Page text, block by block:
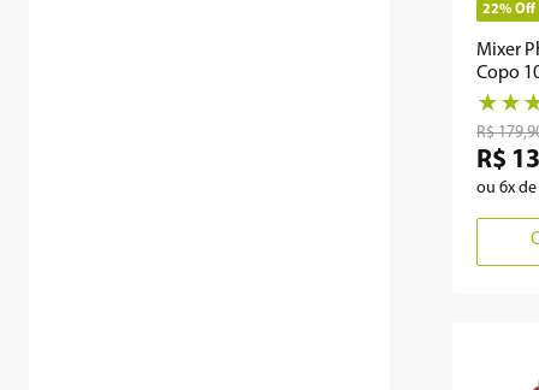
22%Off
Mixer
Copo
★ ★
R$ 179,
R$
ou 6x de